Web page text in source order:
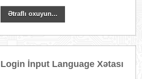
Ətraflı oxuyun...
Login İnput Language Xətası